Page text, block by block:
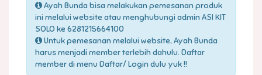
Ayah Bunda bisa melakukan pemesanan produk
ini melalui website atau menghubungi admin ASI KIT
SOLO ke 6281215664100
Untuk pemesanan melalui website, Ayah Bunda
harus menjadi member terlebih dahulu. Daftar
member di menu Daftar/ Login dulu yuk !!